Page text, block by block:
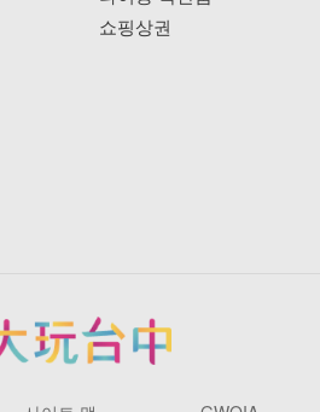
쇼핑상권